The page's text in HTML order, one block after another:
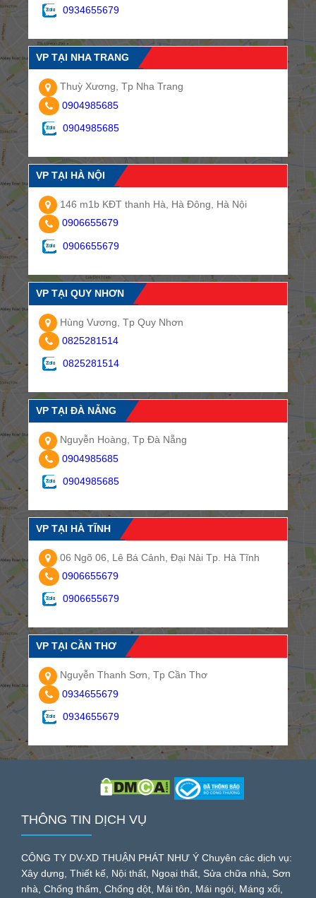
0934655679
VP TẠI NHA TRANG
Thuỳ Xương, Tp Nha Trang
0904985685
0904985685
VP TẠI HÀ NỘI
146 m1b KĐT thanh Hà, Hà Đông, Hà Nội
0906655679
0906655679
VP TẠI QUY NHƠN
Hùng Vương, Tp Quy Nhơn
0825281514
0825281514
VP TẠI ĐÀ NẴNG
Nguyễn Hoàng, Tp Đà Nẵng
0904985685
0904985685
VP TẠI HÀ TĨNH
06 Ngõ 06, Lê Bá Cảnh, Đại Nài Tp. Hà Tĩnh
0906655679
0906655679
VP TẠI CẦN THƠ
Nguyễn Thanh Sơn, Tp Cần Thơ
0934655679
0934655679
THÔNG TIN DỊCH VỤ
CÔNG TY DV-XD THUẬN PHÁT NHƯ Ý Chuyên các dịch vụ:
Xây dựng, Thiết kế, Nội thất, Ngoại thất, Sửa chữa nhà, Sơn
nhà, Chống thấm, Chống dột, Mái tôn, Mái ngói, Máng xối,